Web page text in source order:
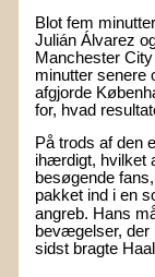
Blot fem
Julián Álvarez
Manchester
minutter senere
afgjorde
for, hvad
På trods af den
ihærdigt, hvilket
besøgende
pakket ind i en
angreb. Hans
bevægelser, der
sidst bragte